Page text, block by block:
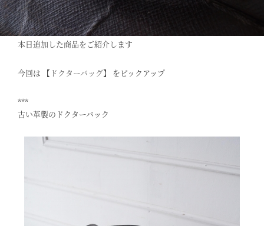
本日追加した商品をご紹介します
今回は 【 ドクターバッグ】 をピックアップ
***
古い革製のドクターバック